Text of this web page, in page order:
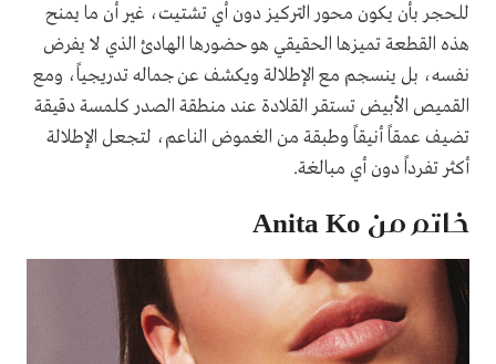
للحجر بأن يكون محور التركيز دون أي تشتيت، غير أن ما يمنح
هذه القطعة تميزها الحقيقي هو حضورها الهادئ الذي لا يفرض
نفسه، بل ينسجم مع الإطلالة ويكشف عن جماله تدريجياً، ومع
القميص الأبيض تستقر القلادة عند منطقة الصدر كلمسة دقيقة
تضيف عمقاً أنيقاً وطبقة من الغموض الناعم، لتجعل الإطلالة
أكثر تفرداً دون أي مبالغة.
خاتم من Anita Ko